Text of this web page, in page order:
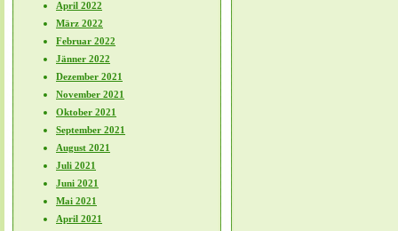
April 2022
März 2022
Februar 2022
Jänner 2022
Dezember 2021
November 2021
Oktober 2021
September 2021
August 2021
Juli 2021
Juni 2021
Mai 2021
April 2021